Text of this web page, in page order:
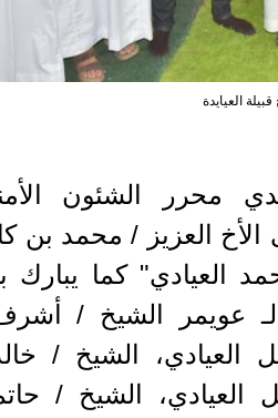
العيايدة
محرر الشئون
الأخ العزيز / محمد بن
العيادي" كما يبارك
ألـ عويمر الشيخ /
العيادي، الشيخ /
العيادي، الشيخ /
أستاذ كيمياء حيوية:
في المنازل لا